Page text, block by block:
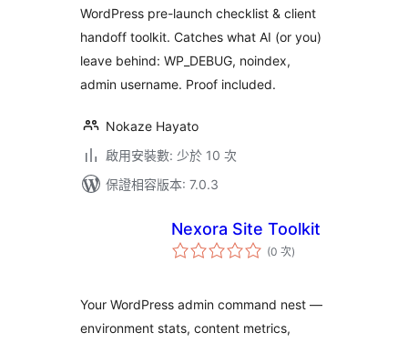
Toolkit
數
WordPress pre-launch checklist & client
handoff toolkit. Catches what AI (or you)
leave behind: WP_DEBUG, noindex,
admin username. Proof included.
Nokaze Hayato
啟用安裝數: 少於 10 次
保證相容版本: 7.0.3
Nexora Site Toolkit
(0 次評
分)
Your WordPress admin command nest —
environment stats, content metrics,